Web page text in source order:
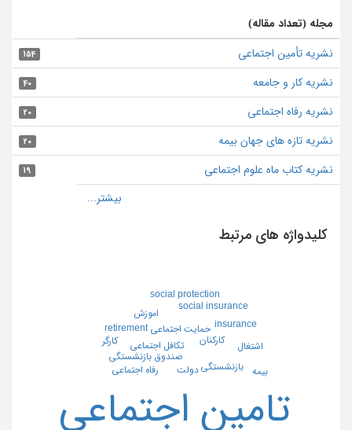
مجله (تعداد مقاله)
نشریه تأمین اجتماعی 154
نشریه کار و جامعه 40
نشریه رفاه اجتماعی 20
نشریه تازه های جهان بیمه 20
نشریه کتاب ماه علوم اجتماعی 19
کلیدواژه های مرتبط
تامين اجتماعي
دولت رفاه اجتماعي بازنشستگي
صندوق بازنشستگي
تكافل اجتماعي
حمايت اجتماعي
كاركنان
insurance
retirement
social insurance
اموزش
كارگر
social protection
اشتغال
بيمه